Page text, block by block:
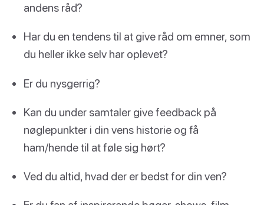
andens råd?
Har du en tendens til at give råd om emner, som
du heller ikke selv har oplevet?
Er du nysgerrig?
Kan du under samtaler give feedback på
nøglepunkter i din vens historie og få
ham/hende til at føle sig hørt?
Ved du altid, hvad der er bedst for din ven?